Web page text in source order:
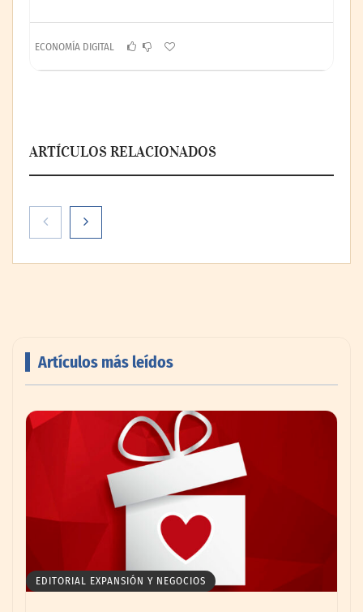
ECONOMÍA DIGITAL
ARTÍCULOS RELACIONADOS
Theriva™ Biologics anuncia que se ha
administrado la primera dosis a un
Canarias consolida un festival
internacional donde deporte, cultura,
familia y naturaleza se dan la mano
Artículos más leídos
EDITORIAL EXPANSIÓN Y NEGOCIOS